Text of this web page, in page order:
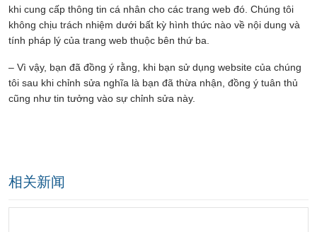
khi cung cấp thông tin cá nhân cho các trang web đó. Chúng tôi
không chịu trách nhiệm dưới bất kỳ hình thức nào về nội dung và
tính pháp lý của trang web thuộc bên thứ ba.
– Vì vậy, bạn đã đồng ý rằng, khi bạn sử dụng website của chúng
tôi sau khi chỉnh sửa nghĩa là bạn đã thừa nhận, đồng ý tuân thủ
cũng như tin tưởng vào sự chỉnh sửa này.
相关新闻